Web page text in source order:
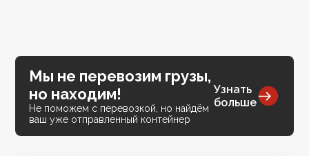
Мы не перевозим грузы,
но находим!
Не поможем с перевозкой, но найдём
ваш уже отправленный контейнер
Узнать
больше